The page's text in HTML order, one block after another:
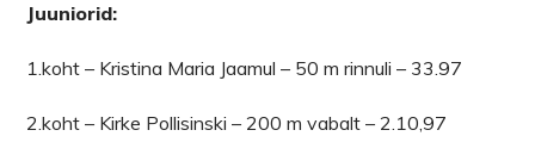
Juuniorid:
1.koht – Kristina Maria Jaamul – 50 m rinnuli – 33.97
2.koht – Kirke Pollisinski – 200 m vabalt – 2.10,97